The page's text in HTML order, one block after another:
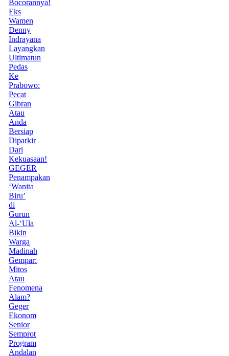
Bocorannya!
Eks
Wamen
Denny
Indrayana
Layangkan
Ultimatun
Pedas
Ke
Prabowo:
Pecat
Gibran
Atau
Anda
Bersiap
Diparkir
Dari
Kekuasaan!
GEGER
Penampakan
‘Wanita
Biru’
di
Gurun
Al-‘Ula
Bikin
Warga
Madinah
Gempar:
Mitos
Atau
Fenomena
Alam?
Geger
Ekonom
Senior
Semprot
Program
Andalan